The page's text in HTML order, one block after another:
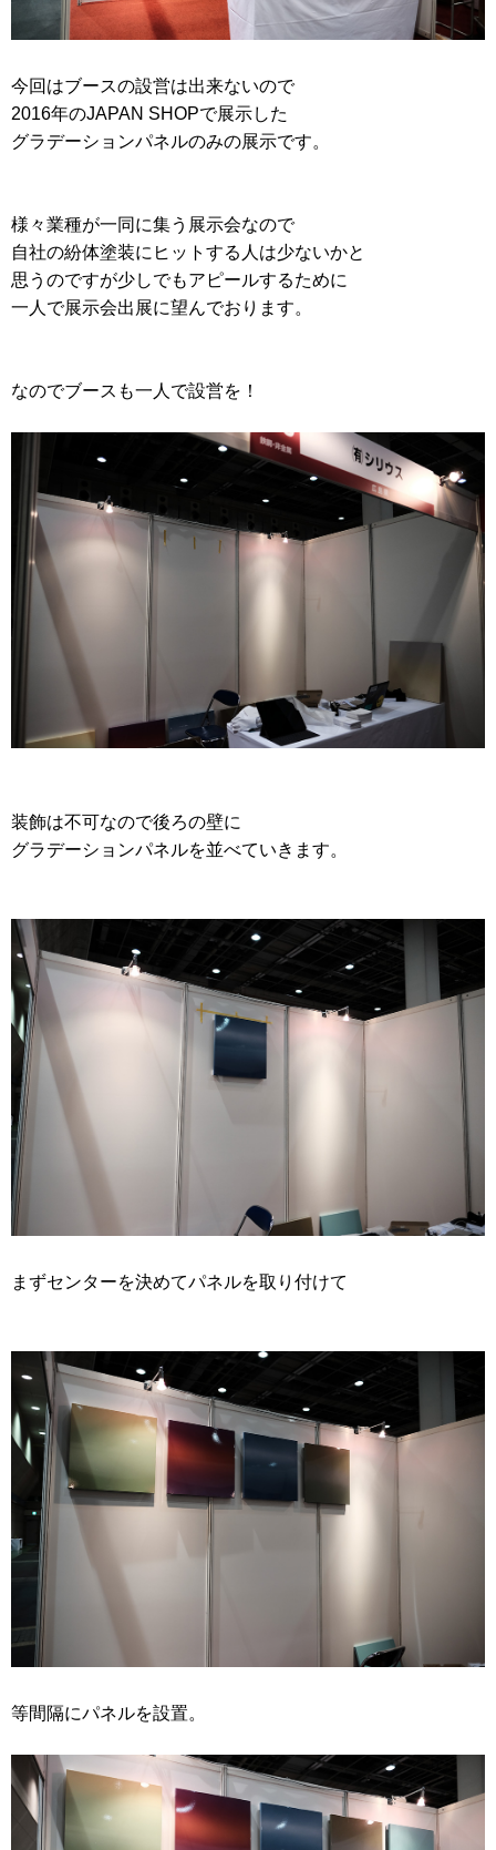
今回はブースの設営は出来ないので
2016年のJAPAN SHOPで展示した
グラデーションパネルのみの展示です。
様々業種が一同に集う展示会なので
自社の紛体塗装にヒットする人は少ないかと
思うのですが少しでもアピールするために
一人で展示会出展に望んでおります。
なのでブースも一人で設営を！
装飾は不可なので後ろの壁に
グラデーションパネルを並べていきます。
まずセンターを決めてパネルを取り付けて
等間隔にパネルを設置。